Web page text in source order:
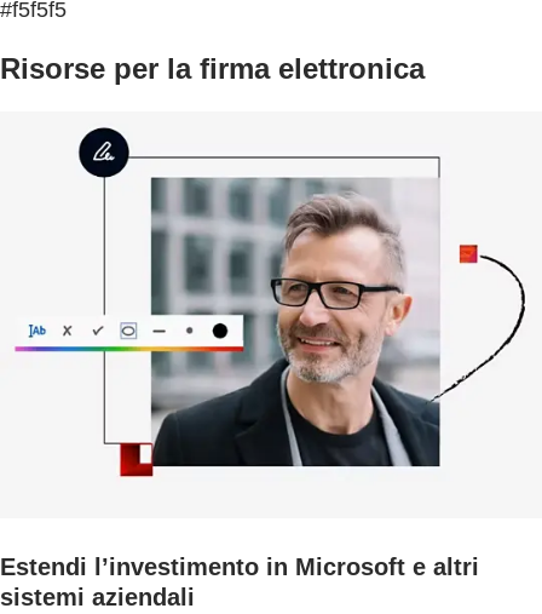
#f5f5f5
Risorse per la firma elettronica
Estendi l’investimento in Microsoft e altri
sistemi aziendali